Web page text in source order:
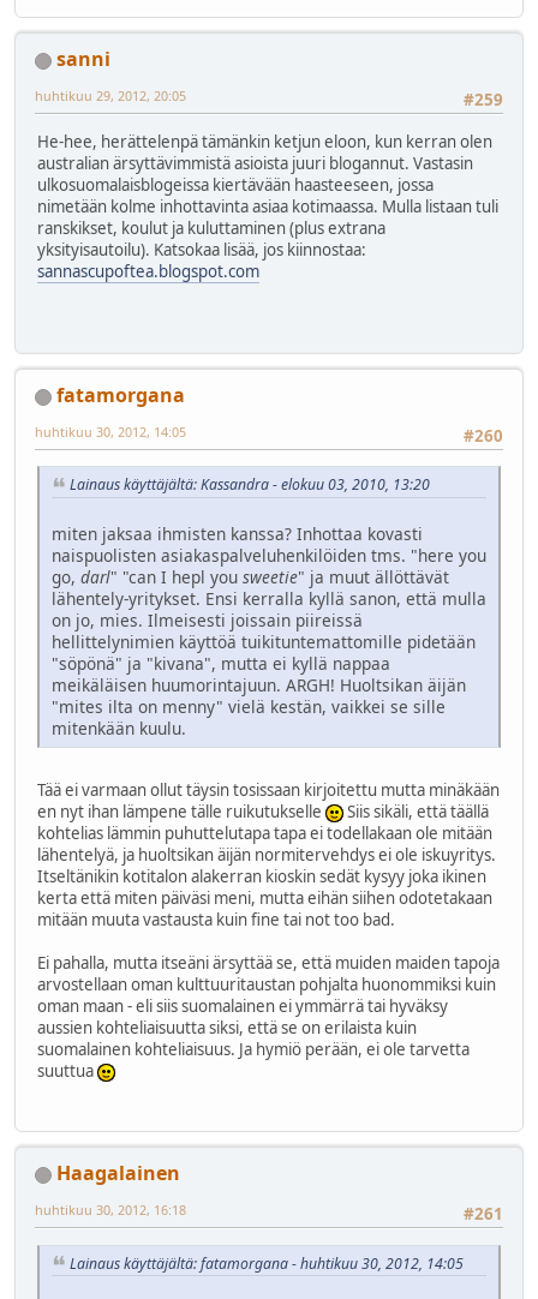
sanni
#259
huhtikuu 29, 2012, 20:05
He-hee, herättelenpä tämänkin ketjun eloon, kun kerran olen
australian ärsyttävimmistä asioista juuri blogannut. Vastasin
ulkosuomalaisblogeissa kiertävään haasteeseen, jossa
nimetään kolme inhottavinta asiaa kotimaassa. Mulla listaan tuli
ranskikset, koulut ja kuluttaminen (plus extrana
yksityisautoilu). Katsokaa lisää, jos kiinnostaa:
sannascupoftea.blogspot.com
fatamorgana
#260
huhtikuu 30, 2012, 14:05
Lainaus käyttäjältä: Kassandra - elokuu 03, 2010, 13:20
miten jaksaa ihmisten kanssa? Inhottaa kovasti
naispuolisten asiakaspalveluhenkilöiden tms. "here you
go, darl" "can I hepl you sweetie" ja muut ällöttävät
lähentely-yritykset. Ensi kerralla kyllä sanon, että mulla
on jo, mies. Ilmeisesti joissain piireissä
hellittelynimien käyttöä tuikituntemattomille pidetään
"söpönä" ja "kivana", mutta ei kyllä nappaa
meikäläisen huumorintajuun. ARGH! Huoltsikan äijän
"mites ilta on menny" vielä kestän, vaikkei se sille
mitenkään kuulu.
Tää ei varmaan ollut täysin tosissaan kirjoitettu mutta minäkään
en nyt ihan lämpene tälle ruikutukselle
Siis sikäli, että täällä
kohtelias lämmin puhuttelutapa tapa ei todellakaan ole mitään
lähentelyä, ja huoltsikan äijän normitervehdys ei ole iskuyritys.
Itseltänikin kotitalon alakerran kioskin sedät kysyy joka ikinen
kerta että miten päiväsi meni, mutta eihän siihen odotetakaan
mitään muuta vastausta kuin fine tai not too bad.
Ei pahalla, mutta itseäni ärsyttää se, että muiden maiden tapoja
arvostellaan oman kulttuuritaustan pohjalta huonommiksi kuin
oman maan - eli siis suomalainen ei ymmärrä tai hyväksy
aussien kohteliaisuutta siksi, että se on erilaista kuin
suomalainen kohteliaisuus. Ja hymiö perään, ei ole tarvetta
suuttua
Haagalainen
#261
huhtikuu 30, 2012, 16:18
Lainaus käyttäjältä: fatamorgana - huhtikuu 30, 2012, 14:05